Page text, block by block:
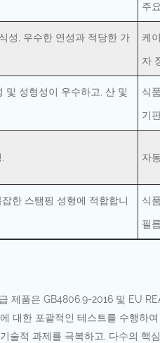
주
성, 우수한 연성과 적당한 가 케
자
및 성형성이 우수하고, 산 및 식
기
자
한 스탬핑 성형에 적합합니 식
필
제품은 GB4806.9-2016 및 EU
대한 포괄적인 테스트를 수행하
적 과제를 극복하고, 다수의 핵